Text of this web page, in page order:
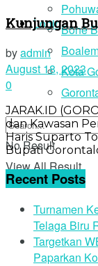
LoginBone
Kota
No Result
View All Result
Kunjungan
byadmin
August 18, 2023
0
JARAK.ID
dan Kawasan
Haris Suparto
Bupati
Recent Posts
Turnamen
Telaga Biru
Targetkan
Paparkan